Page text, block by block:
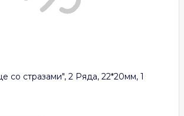
со стразами", 2 Ряда, 22*20мм, 1